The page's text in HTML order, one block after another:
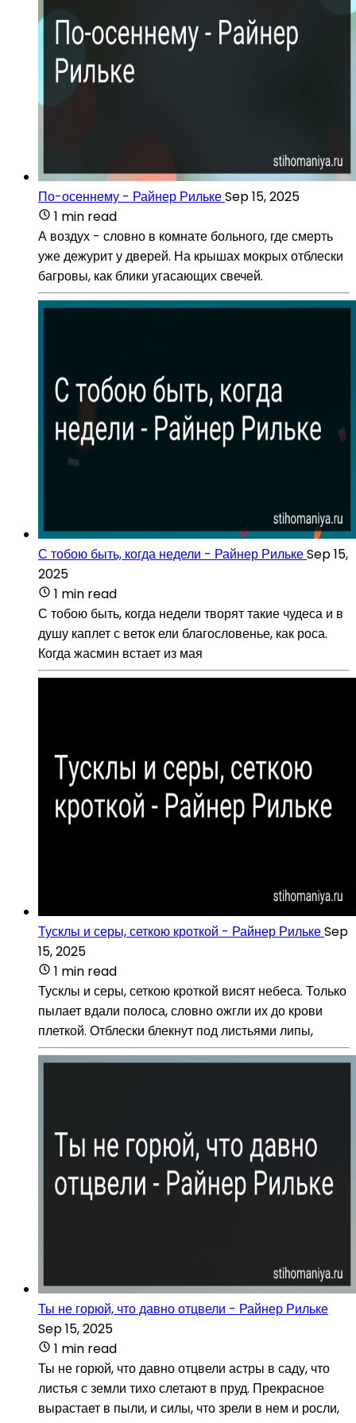
По-осеннему - Райнер РилькеSep 15, 2025
1 min read
А воздух - словно в комнате больного, где смерть
уже дежурит у дверей. На крышах мокрых отблески
багровы, как блики угасающих свечей.
С тобою быть, когда недели - Райнер РилькеSep 15,
2025
1 min read
С тобою быть, когда недели творят такие чудеса и в
душу каплет с веток ели благословенье, как роса.
Когда жасмин встает из мая
Тусклы и серы, сеткою кроткой - Райнер РилькеSep
15, 2025
1 min read
Тусклы и серы, сеткою кроткой висят небеса. Только
пылает вдали полоса, словно ожгли их до крови
плеткой. Отблески блекнут под листьями липы,
Ты не горюй, что давно отцвели - Райнер Рильке
Sep 15, 2025
1 min read
Ты не горюй, что давно отцвели астры в саду, что
листья с земли тихо слетают в пруд. Прекрасное
вырастает в пыли, и силы, что зрели в нем и росли,